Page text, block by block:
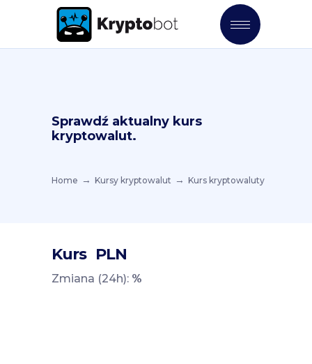
Sprawdź aktualny kurs
kryptowalut.
Home Kursy kryptowalut Kurs kryptowaluty
Kurs PLN
Zmiana (24h): %